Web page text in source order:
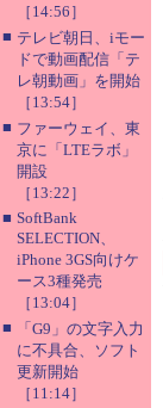
［14:56］
■ テレビ朝日、iモー
ドで動画配信「テ
レ朝動画」を開始
［13:54］
■ ファーウェイ、東
京に「LTEラボ」
開設
［13:22］
■ SoftBank
SELECTION、
iPhone 3GS向けケ
ース3種発売
［13:04］
■
「G9」の文字入力
に不具合、ソフト
更新開始
［11:14］